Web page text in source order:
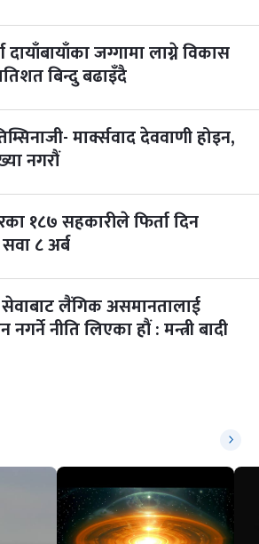
दायाँबायाँका जग्गामा लाग्ने विकास
बिन्दु बढाइँदै
मार्क्सवाद देववाणी होइन,
नगरौं
१८७ सहकारीले फिर्ता दिन
८ अर्ब
लैंगिक असमानतालाई
नगर्ने नीति लिएका हौं : मन्त्री बादी